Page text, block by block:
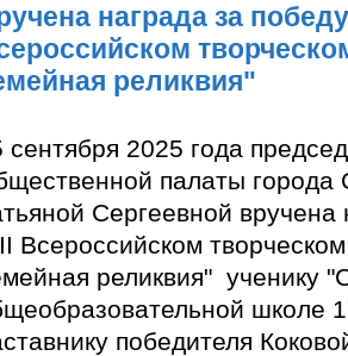
награда за
реликвия"
сентября 2025 года
палаты города
Сергеевной вручена
Всероссийском
реликвия" ученику
школе
победителя